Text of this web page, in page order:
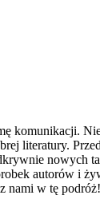
komunikacji.
literatury.
nowych
autorów i
nami w tę